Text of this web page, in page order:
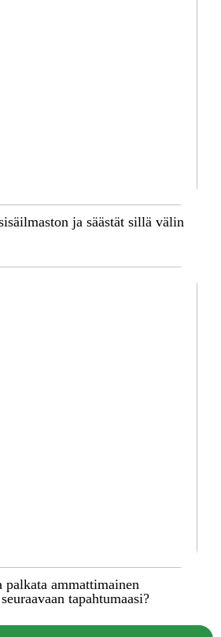
ja säästät sillä välin
ammattimainen
tapahtumaasi?